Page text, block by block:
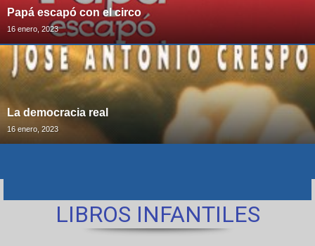
Papá escapó con el circo
16 enero, 2023
La democracia real
16 enero, 2023
LIBROS INFANTILES